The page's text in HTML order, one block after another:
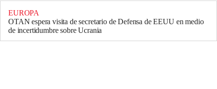
EUROPA
OTAN espera visita de secretario de Defensa de EEUU en medio
de incertidumbre sobre Ucrania